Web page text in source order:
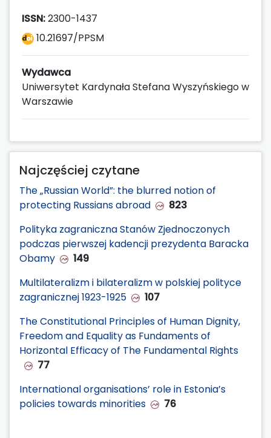
ISSN:2300-1437
10.21697/PPSM
Wydawca
Uniwersytet Kardynała Stefana Wyszyńskiego w
Warszawie
Najczęściej czytane
The „Russian World”: the blurred notion of
protecting Russians abroad
823
Polityka zagraniczna Stanów Zjednoczonych
podczas pierwszej kadencji prezydenta Baracka
Obamy
149
Multilateralizm i bilateralizm w polskiej polityce
zagranicznej 1923-1925
107
The Constitutional Principles of Human Dignity,
Freedom and Equality as Fundaments of
Horizontal Efficacy of The Fundamental Rights
77
International organisations’ role in Estonia’s
policies towards minorities
76